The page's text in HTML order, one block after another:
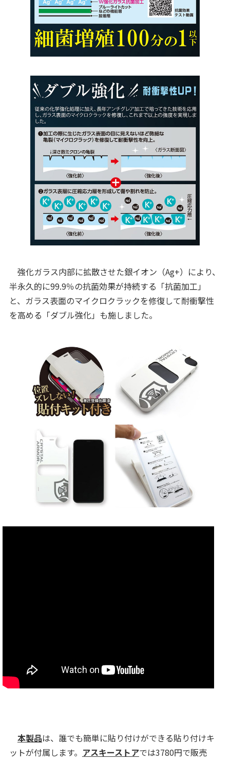
強化ガラス内部に拡散させた銀イオン（Ag+）により、
半永久的に99.9％の抗菌効果が持続する「抗菌加工」
と、ガラス表面のマイクロクラックを修復して耐衝撃性
を高める「ダブル強化」も施しました。
本製品は、誰でも簡単に貼り付けができる貼り付けキ
ットが付属します。 アスキーストアでは3780円で販売